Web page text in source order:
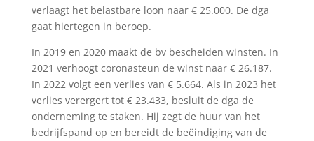
verlaagt het belastbare loon naar € 25.000. De dga
gaat hiertegen in beroep.
In 2019 en 2020 maakt de bv bescheiden winsten. In
2021 verhoogt coronasteun de winst naar € 26.187.
In 2022 volgt een verlies van € 5.664. Als in 2023 het
verlies verergert tot € 23.433, besluit de dga de
onderneming te staken. Hij zegt de huur van het
bedrijfspand op en bereidt de beëindiging van de